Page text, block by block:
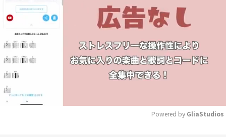
Powered by GliaStudios